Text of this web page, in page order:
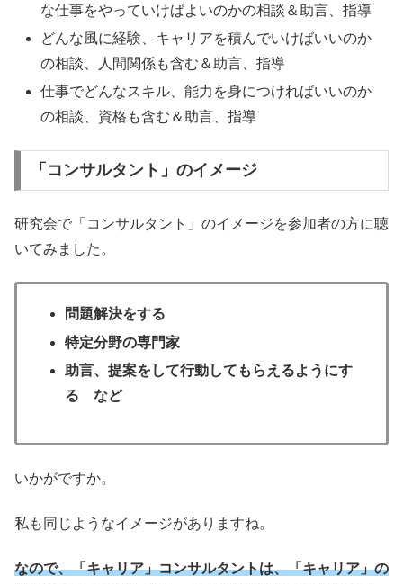
な仕事をやっていけばよいのかの相談＆助言、指導
どんな風に経験、キャリアを積んでいけばいいのか
の相談、人間関係も含む＆助言、指導
仕事でどんなスキル、能力を身につければいいのか
の相談、資格も含む＆助言、指導
「コンサルタント」のイメージ
研究会で「コンサルタント」のイメージを参加者の方に聴
いてみました。
問題解決をする
特定分野の専門家
助言、提案をして行動してもらえるようにす
る など
いかがですか。
私も同じようなイメージがありますね。
なので、「キャリア」コンサルタントは、「キャリア」の